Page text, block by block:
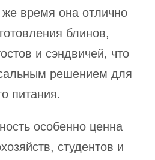
же время она отлично
блинов,
и сэндвичей, что
решением для
питания.
особенно ценна
студентов и